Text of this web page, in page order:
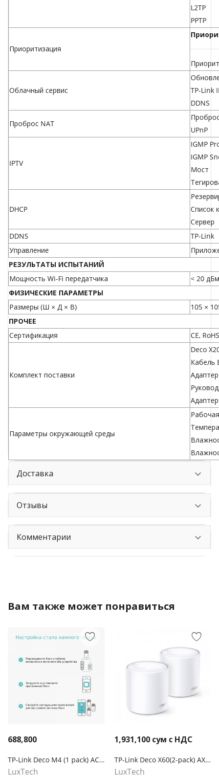
L2TP
PPTP
Приоритизация
Облачный сервис
TP-Link
DDNS
Проброс NAT
UPnP
IPTV
IGMP
IGMP
Мост
DHCP
Список
Сервер
DDNS
TP-Link
Управление
РЕЗУЛЬТАТЫ ИСПЫТАНИЙ
Мощность Wi-Fi передатчика
< 20
ФИЗИЧЕСКИЕ ПАРАМЕТРЫ
Размеры (Ш × Д × В)
105 ×
ПРОЧЕЕ
Сертификация
CE, RoHS
Комплект поставки
Deco
Кабель
Параметры окружающей среды
Доставка
Отзывы
Комментарии
Вам также может понравиться
688,800
TP-Link Deco M4 (1 pack) AC1200 Домашняя Mesh Wi-Fi система
LuxTech
1,931,100 сум с НДС
TP-Link Deco X60(2-pack) AX5400 Mesh-система Wi-Fi 6
LuxTech